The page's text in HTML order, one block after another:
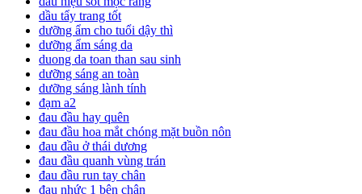
dầu tẩy trang tốt
dưỡng ẩm cho tuổi dậy thì
dưỡng ẩm sáng da
duong da toan than sau sinh
dưỡng sáng an toàn
dưỡng sáng lành tính
đạm a2
đau đầu hay quên
đau đầu hoa mắt chóng mặt buồn nôn
đau đầu ở thái dương
đau đầu quanh vùng trán
đau đầu run tay chân
đau nhức 1 bên chân